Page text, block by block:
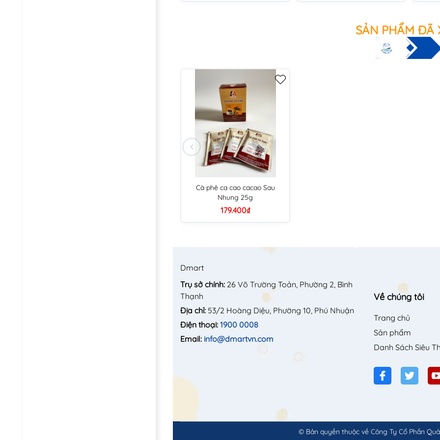
SẢN PHẨM ĐÃ
Cà phê ca cao cacao Sau
Nhung 25g
179.400₫
Dmart
Trụ sở chính: 26 Võ Trường Toản, Phường 2, Bình
Thạnh
Địa chỉ: 53/2 Hoàng Diệu, Phường 10, Phú Nhuận
Điện thoại: 1900 0008
Email: info@dmartvn.com
Về chúng tôi
Trang chủ
Sản phẩm
Danh Sách Siêu
© Bản quyền thuộc về Công Ty Cổ Phần